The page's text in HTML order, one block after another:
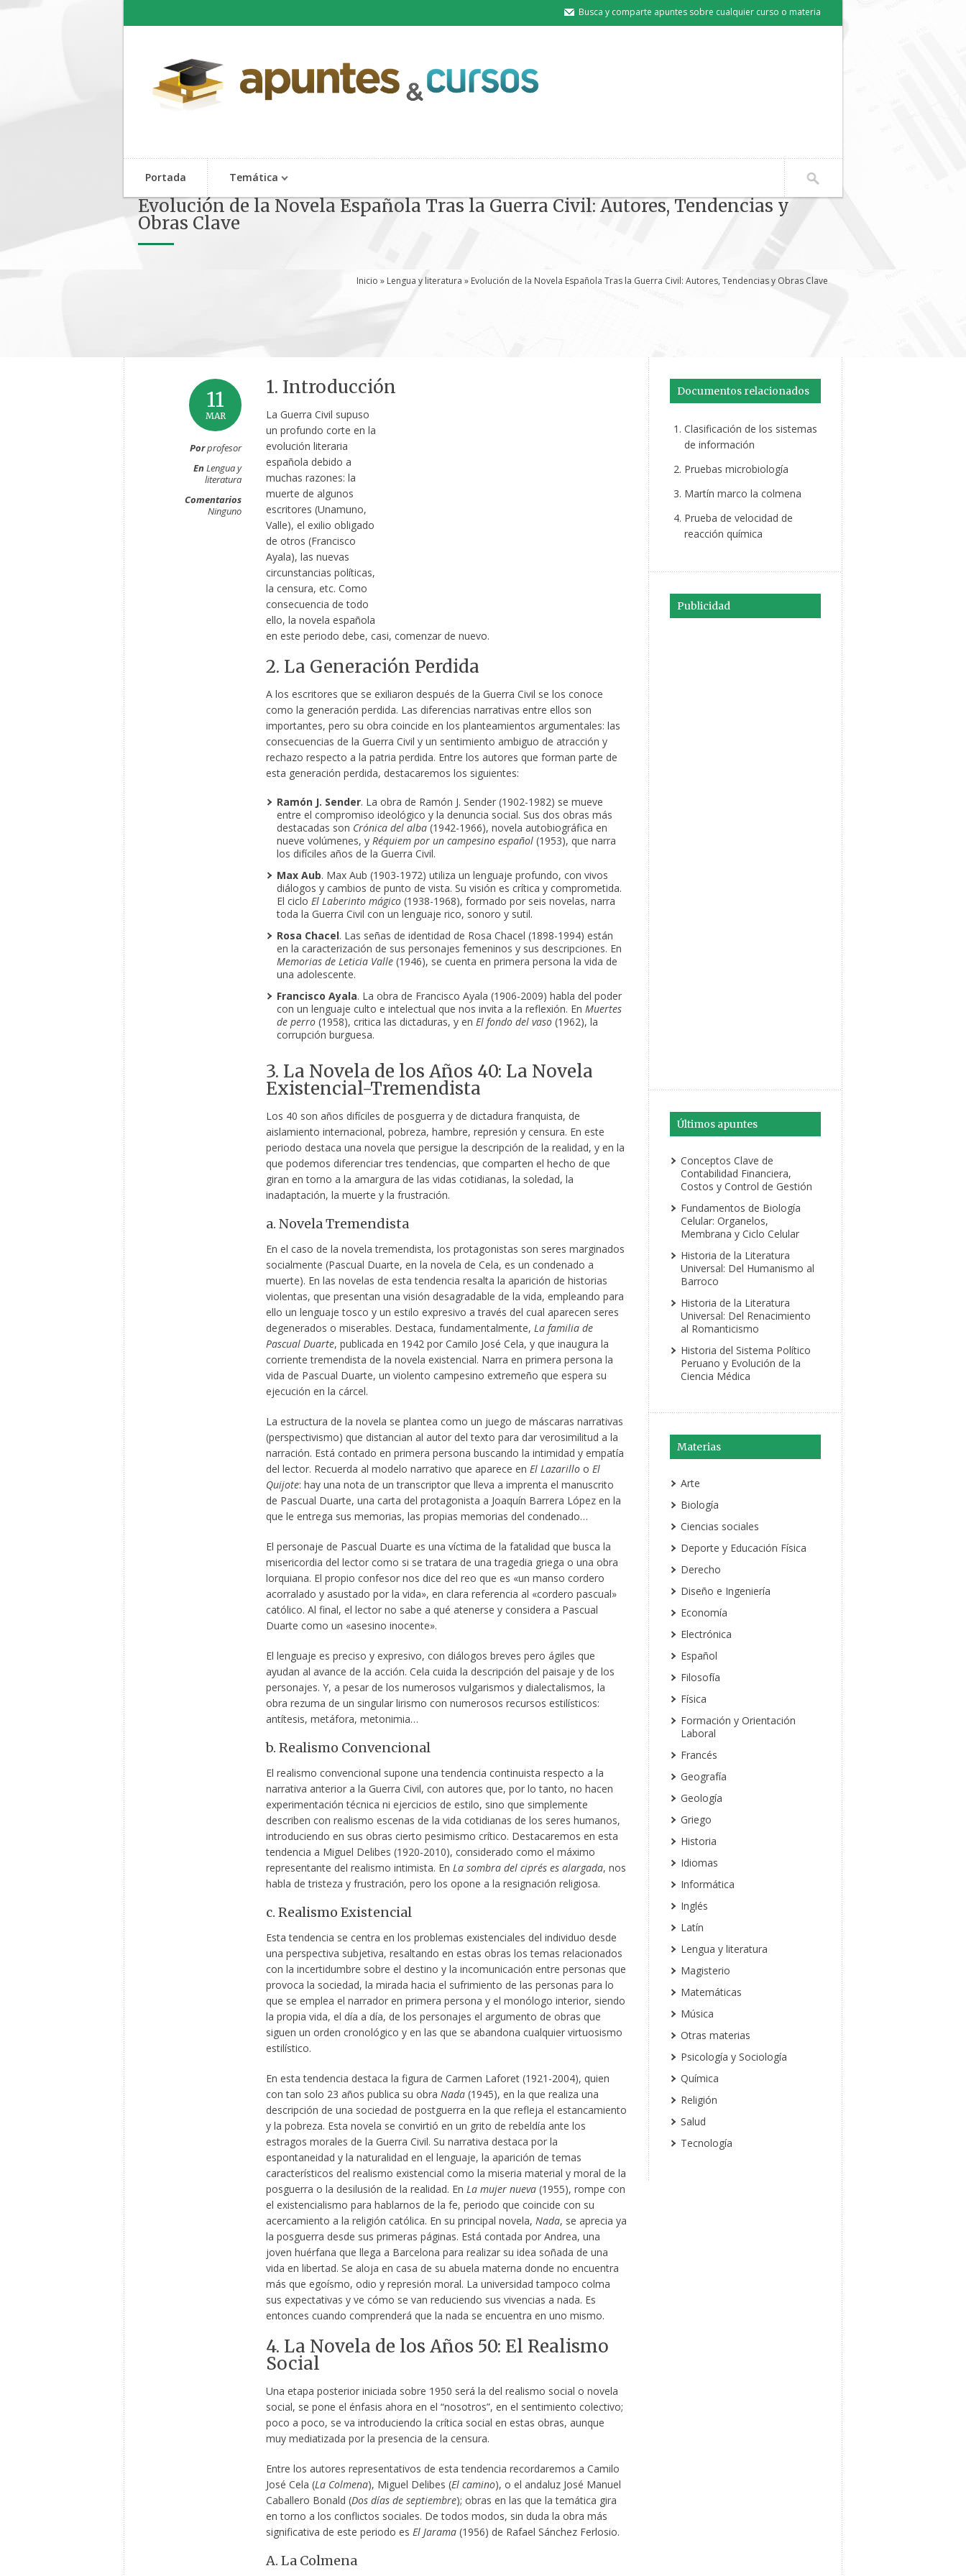
Busca y comparte apuntes sobre cualquier curso o materia
Portada Temática
Evolución de la Novela Española Tras la Guerra Civil: Autores, Tendencias y
Obras Clave
Inicio » Lengua y literatura » Evolución de la Novela Española Tras la Guerra Civil: Autores, Tendencias y Obras Clave
11
MAR
Porprofesor
EnLengua y
literatura
Comentarios
Ninguno
1. Introducción
La Guerra Civil supuso
un profundo corte en la
evolución literaria
española debido a
muchas razones: la
muerte de algunos
escritores (Unamuno,
Valle), el exilio obligado
de otros (Francisco
Ayala), las nuevas
circunstancias políticas,
la censura, etc. Como
consecuencia de todo
ello, la novela española
en este periodo debe, casi, comenzar de nuevo.
2. La Generación Perdida
A los escritores que se exiliaron después de la Guerra Civil se los conoce
como la generación perdida. Las diferencias narrativas entre ellos son
importantes, pero su obra coincide en los planteamientos argumentales: las
consecuencias de la Guerra Civil y un sentimiento ambiguo de atracción y
rechazo respecto a la patria perdida. Entre los autores que forman parte de
esta generación perdida, destacaremos los siguientes:
Ramón J. Sender. La obra de Ramón J. Sender (1902-1982) se mueve
entre el compromiso ideológico y la denuncia social. Sus dos obras más
destacadas son Crónica del alba(1942-1966), novela autobiográfica en
nueve volúmenes, y Réquiem por un campesino español(1953), que narra
los difíciles años de la Guerra Civil.
Max Aub. Max Aub (1903-1972) utiliza un lenguaje profundo, con vivos
diálogos y cambios de punto de vista. Su visión es crítica y comprometida.
El ciclo El Laberinto mágico(1938-1968), formado por seis novelas, narra
toda la Guerra Civil con un lenguaje rico, sonoro y sutil.
Rosa Chacel. Las señas de identidad de Rosa Chacel (1898-1994) están
en la caracterización de sus personajes femeninos y sus descripciones. En
Memorias de Leticia Valle(1946), se cuenta en primera persona la vida de
una adolescente.
Francisco Ayala. La obra de Francisco Ayala (1906-2009) habla del poder
con un lenguaje culto e intelectual que nos invita a la reflexión. En Muertes
de perro(1958), critica las dictaduras, y en El fondo del vaso(1962), la
corrupción burguesa.
3. La Novela de los Años 40: La Novela
Existencial-Tremendista
Los 40 son años difíciles de posguerra y de dictadura franquista, de
aislamiento internacional, pobreza, hambre, represión y censura. En este
periodo destaca una novela que persigue la descripción de la realidad, y en la
que podemos diferenciar tres tendencias, que comparten el hecho de que
giran en torno a la amargura de las vidas cotidianas, la soledad, la
inadaptación, la muerte y la frustración.
a. Novela Tremendista
En el caso de la novela tremendista, los protagonistas son seres marginados
socialmente (Pascual Duarte, en la novela de Cela, es un condenado a
muerte). En las novelas de esta tendencia resalta la aparición de historias
violentas, que presentan una visión desagradable de la vida, empleando para
ello un lenguaje tosco y un estilo expresivo a través del cual aparecen seres
degenerados o miserables. Destaca, fundamentalmente, La familia de
Pascual Duarte, publicada en 1942 por Camilo José Cela, y que inaugura la
corriente tremendista de la novela existencial. Narra en primera persona la
vida de Pascual Duarte, un violento campesino extremeño que espera su
ejecución en la cárcel.
La estructura de la novela se plantea como un juego de máscaras narrativas
(perspectivismo) que distancian al autor del texto para dar verosimilitud a la
narración. Está contado en primera persona buscando la intimidad y empatía
del lector. Recuerda al modelo narrativo que aparece en El Lazarilloo El
Quijote: hay una nota de un transcriptor que lleva a imprenta el manuscrito
de Pascual Duarte, una carta del protagonista a Joaquín Barrera López en la
que le entrega sus memorias, las propias memorias del condenado…
El personaje de Pascual Duarte es una víctima de la fatalidad que busca la
misericordia del lector como si se tratara de una tragedia griega o una obra
lorquiana. El propio confesor nos dice del reo que es «un manso cordero
acorralado y asustado por la vida», en clara referencia al «cordero pascual»
católico. Al final, el lector no sabe a qué atenerse y considera a Pascual
Duarte como un «asesino inocente».
El lenguaje es preciso y expresivo, con diálogos breves pero ágiles que
ayudan al avance de la acción. Cela cuida la descripción del paisaje y de los
personajes. Y, a pesar de los numerosos vulgarismos y dialectalismos, la
obra rezuma de un singular lirismo con numerosos recursos estilísticos:
antítesis, metáfora, metonimia…
b. Realismo Convencional
El realismo convencional supone una tendencia continuista respecto a la
narrativa anterior a la Guerra Civil, con autores que, por lo tanto, no hacen
experimentación técnica ni ejercicios de estilo, sino que simplemente
describen con realismo escenas de la vida cotidianas de los seres humanos,
introduciendo en sus obras cierto pesimismo crítico. Destacaremos en esta
tendencia a Miguel Delibes (1920-2010), considerado como el máximo
representante del realismo intimista. En La sombra del ciprés es alargada, nos
habla de tristeza y frustración, pero los opone a la resignación religiosa.
c. Realismo Existencial
Esta tendencia se centra en los problemas existenciales del individuo desde
una perspectiva subjetiva, resaltando en estas obras los temas relacionados
con la incertidumbre sobre el destino y la incomunicación entre personas que
provoca la sociedad, la mirada hacia el sufrimiento de las personas para lo
que se emplea el narrador en primera persona y el monólogo interior, siendo
la propia vida, el día a día, de los personajes el argumento de obras que
siguen un orden cronológico y en las que se abandona cualquier virtuosismo
estilístico.
En esta tendencia destaca la figura de Carmen Laforet (1921-2004), quien
con tan solo 23 años publica su obra Nada(1945), en la que realiza una
descripción de una sociedad de postguerra en la que refleja el estancamiento
y la pobreza. Esta novela se convirtió en un grito de rebeldía ante los
estragos morales de la Guerra Civil. Su narrativa destaca por la
espontaneidad y la naturalidad en el lenguaje, la aparición de temas
característicos del realismo existencial como la miseria material y moral de la
posguerra o la desilusión de la realidad. En La mujer nueva(1955), rompe con
el existencialismo para hablarnos de la fe, periodo que coincide con su
acercamiento a la religión católica. En su principal novela, Nada, se aprecia ya
la posguerra desde sus primeras páginas. Está contada por Andrea, una
joven huérfana que llega a Barcelona para realizar su idea soñada de una
vida en libertad. Se aloja en casa de su abuela materna donde no encuentra
más que egoísmo, odio y represión moral. La universidad tampoco colma
sus expectativas y ve cómo se van reduciendo sus vivencias a nada. Es
entonces cuando comprenderá que la nada se encuentra en uno mismo.
4. La Novela de los Años 50: El Realismo
Social
Una etapa posterior iniciada sobre 1950 será la del realismo social o novela
social, se pone el énfasis ahora en el “nosotros”, en el sentimiento colectivo;
poco a poco, se va introduciendo la crítica social en estas obras, aunque
muy mediatizada por la presencia de la censura.
Entre los autores representativos de esta tendencia recordaremos a Camilo
José Cela (La Colmena), Miguel Delibes (El camino), o el andaluz José Manuel
Caballero Bonald (Dos días de septiembre); obras en las que la temática gira
en torno a los conflictos sociales. De todos modos, sin duda la obra más
significativa de este periodo es El Jarama(1956) de Rafael Sánchez Ferlosio.
A. La Colmena
Documentos relacionados
Clasificación de los sistemas
de información
Pruebas microbiología
Martín marco la colmena
Prueba de velocidad de
reacción química
Publicidad
Últimos apuntes
Conceptos Clave de
Contabilidad Financiera,
Costos y Control de Gestión
Fundamentos de Biología
Celular: Organelos,
Membrana y Ciclo Celular
Historia de la Literatura
Universal: Del Humanismo al
Barroco
Historia de la Literatura
Universal: Del Renacimiento
al Romanticismo
Historia del Sistema Político
Peruano y Evolución de la
Ciencia Médica
Materias
Arte
Biología
Ciencias sociales
Deporte y Educación Física
Derecho
Diseño e Ingeniería
Economía
Electrónica
Español
Filosofía
Física
Formación y Orientación
Laboral
Francés
Geografía
Geología
Griego
Historia
Idiomas
Informática
Inglés
Latín
Lengua y literatura
Magisterio
Matemáticas
Música
Otras materias
Psicología y Sociología
Química
Religión
Salud
Tecnología